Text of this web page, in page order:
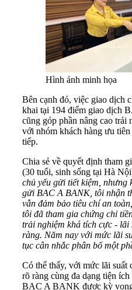
Hình ảnh minh họa
Bên cạnh đó, việc giao dịch
khai tại 194 điểm giao dịch
cũng góp phần nâng cao trải
với nhóm khách hàng ưu
tiếp.
Chia sẻ về quyết định tham
(30 tuổi, sinh sống tại Hà
chủ yếu gửi tiết kiệm, nhưng
gửi BAC A BANK, tôi nhận
vẫn đảm bảo tiêu chí an
tôi đã tham gia chứng chỉ
trải nghiệm khá tích cực - lãi
ràng. Năm nay với mức lãi
tục cân nhắc phân bổ một
Có thể thấy, với mức lãi suất
rõ ràng cùng đa dạng tiện
BAC A BANK được kỳ